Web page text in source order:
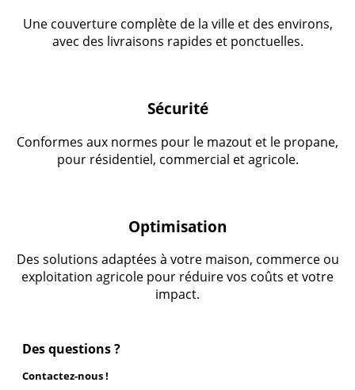
Une couverture complète de la ville et des environs,
avec des livraisons rapides et ponctuelles.
Sécurité
Conformes aux normes pour le mazout et le propane,
pour résidentiel, commercial et agricole.
Optimisation
Des solutions adaptées à votre maison, commerce ou
exploitation agricole pour réduire vos coûts et votre
impact.
Des questions ?
Contactez-nous !